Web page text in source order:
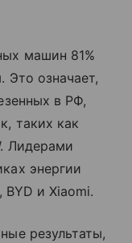
машин 81%
Это означает,
в РФ,
таких как
Лидерами
энергии
BYD и Xiaomi.
результаты,